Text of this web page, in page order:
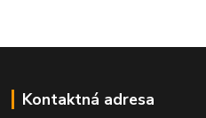
Kontaktná adresa